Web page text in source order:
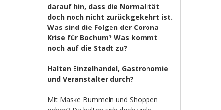
darauf hin, dass die Normalität
doch noch nicht zurückgekehrt ist.
Was sind die Folgen der Corona-
Krise für Bochum? Was kommt
noch auf die Stadt zu?
Halten Einzelhandel, Gastronomie
und Veranstalter durch?
Mit Maske Bummeln und Shoppen